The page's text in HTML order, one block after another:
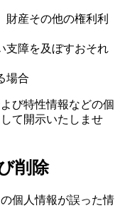
財産その他の権利利
支障を及ぼすおそれ
場合
び特性情報などの個
て開示いたしませ
削除
個人情報が誤った情